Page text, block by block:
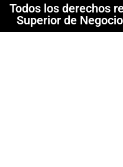
Todos los derechos
Superior de